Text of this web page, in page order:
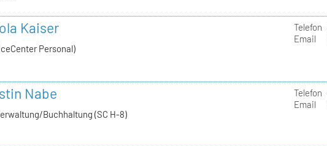
Kaiser
Personal)
Telefon
Email
Nabe
Buchhaltung (SC H-8)
Telefon
Email